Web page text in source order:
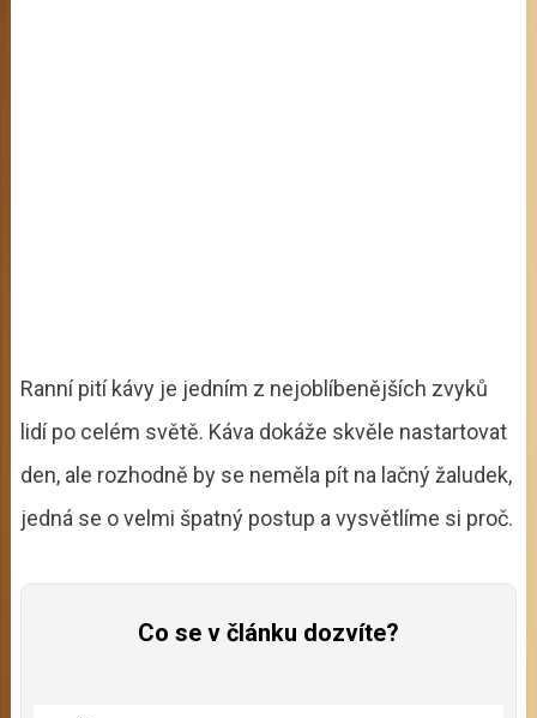
Ranní pití kávy je jedním z nejoblíbenějších zvyků
lidí po celém světě. Káva dokáže skvěle nastartovat
den, ale rozhodně by se neměla pít na lačný žaludek,
jedná se o velmi špatný postup a vysvětlíme si proč.
Co se v článku dozvíte?